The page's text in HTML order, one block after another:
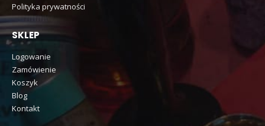
Polityka prywatności
SKLEP
Logowanie
Zamówienie
Koszyk
Blog
Kontakt